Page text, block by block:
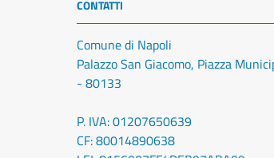
CONTATTI
Comune di Napoli
Palazzo San Giacomo, Piazza
- 80133
P. IVA: 01207650639
CF: 80014890638